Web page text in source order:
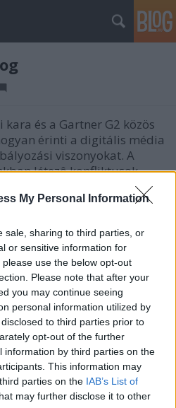
My Personal Information
sale, sharing to third parties, or
or sensitive information for
use the below opt-out
Please note that after your
you may continue seeing
personal information utilized by
to third parties prior to
opt-out of the further
information by third parties on the
This information may
parties on the IAB’s List of
may further disclose it to other
és a Gartner G2 közös
érinti a digitális média
viszonyokat. A
létezô konfliktusok
megoldásaikat
a középutat, figyelembe
elôállítóinak érdekeit.
a képre: